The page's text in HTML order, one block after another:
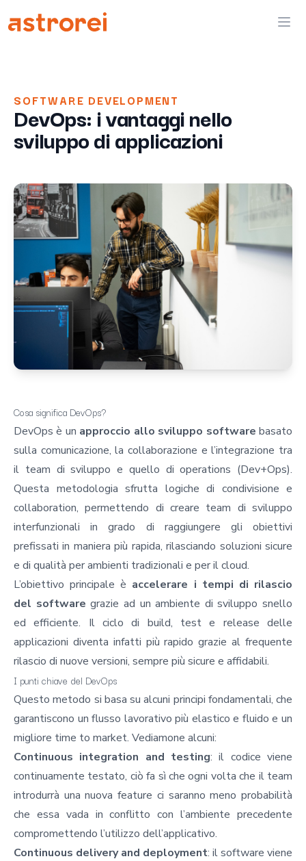
Astrorei
SOFTWARE DEVELOPMENT
DevOps: i vantaggi nello
sviluppo di applicazioni
Cosa significa DevOps?
DevOps è un approccio allo sviluppo software basato
sulla comunicazione, la collaborazione e l’integrazione tra
il team di sviluppo e quello di operations (Dev+Ops).
Questa metodologia sfrutta logiche di condivisione e
collaboration, permettendo di creare team di sviluppo
interfunzionali in grado di raggiungere gli obiettivi
prefissati in maniera più rapida, rilasciando soluzioni sicure
e di qualità per ambienti tradizionali e per il cloud.
L’obiettivo principale è accelerare i tempi di rilascio
del software grazie ad un ambiente di sviluppo snello
ed efficiente. Il ciclo di build, test e release delle
applicazioni diventa infatti più rapido grazie al frequente
rilascio di nuove versioni, sempre più sicure e affidabili.
I punti chiave del DevOps
Questo metodo si basa su alcuni principi fondamentali, che
garantiscono un flusso lavorativo più elastico e fluido e un
migliore time to market. Vediamone alcuni:
Continuous integration and testing: il codice viene
continuamente testato, ciò fa sì che ogni volta che il team
introdurrà una nuova feature ci saranno meno probabilità
che essa vada in conflitto con l’ambiente precedente
compromettendo l’utilizzo dell’applicativo.
Continuous delivery and deployment: il software viene